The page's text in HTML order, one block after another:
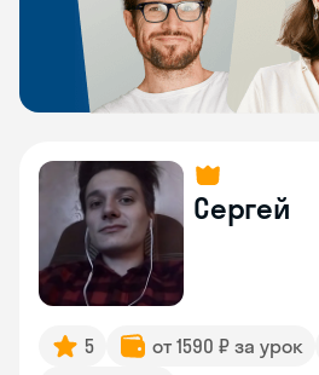
Сергей
5 от 1590 ₽ за урок